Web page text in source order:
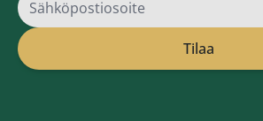
Tilaa